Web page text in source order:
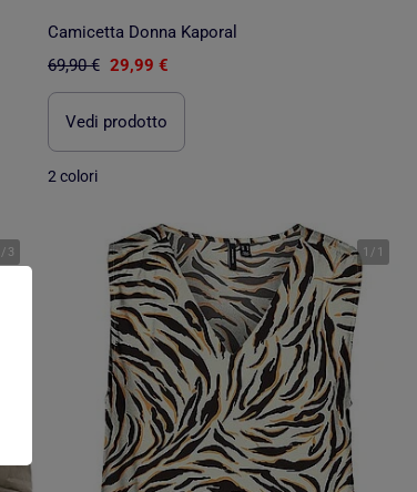
Camicetta Donna Kaporal
69,90 € 29,99 €
Vedi prodotto
2 colori
/ 3 1 / 1